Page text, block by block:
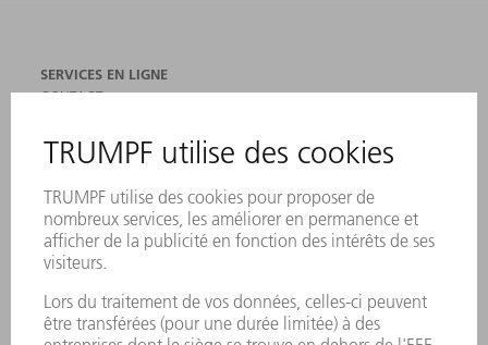
SERVICES EN LIGNE
CONTACT
MANIFESTATIONS ET DATES À RETENIR
INSCRIPTION À LA NEWSLETTER
PRODUITS
MACHINES & SYSTÈMES
LASER
ELECTRONIQUE DE PUISSANCE
OUTILS ÉLECTRIQUES
SMART FACTORY
LOGICIEL